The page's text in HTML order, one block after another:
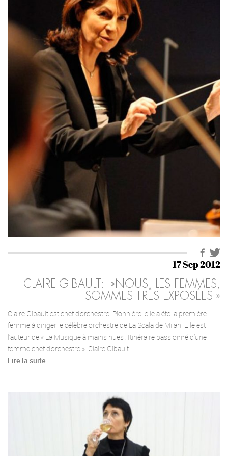
17 Sep 2012
CLAIRE GIBAULT: »NOUS, LES FEMMES,
SOMMES TRÈS EXPOSÉES »
Claire Gibault est chef d’orchestre. Pionnière, elle a été la première
femme à diriger le célèbre orchestre de La Scala de Milan. Elle est
l’auteur de « La Musique à mains nues : Itinéraire passionné d’une
femme chef d’orchestre ». Claire Gibault…
Lire la suite